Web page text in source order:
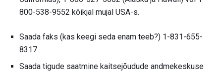
800-538-9552 kõikjal mujal USA-s.
Saada faks (kas keegi seda enam teeb?) 1-831-655-
8317
Saada tigude saatmine kaitsejõudude andmekeskuse